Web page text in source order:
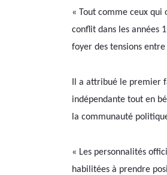
« Tout comme ceux
conflit dans les années
foyer des tensions
Il a attribué le premier
indépendante tout en
la communauté
« Les personnalités
habilitées à prendre